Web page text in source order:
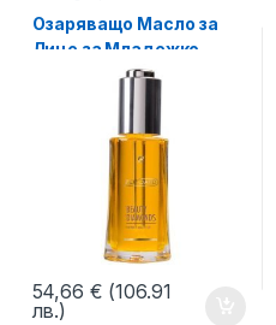
Озаряващо Масло за
Лице за Младежко
Излъчване, Beauty
Diamonds LR ZEITGARD
54,66 € (106.91
лв.)